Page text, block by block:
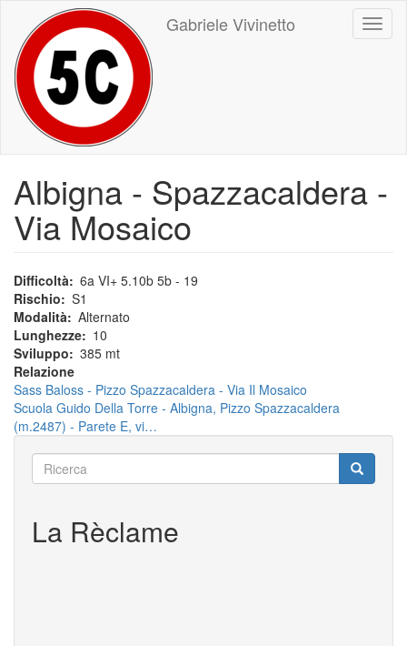
contenuto
principale
Gabriele Vivinetto
Albigna - Spazzacaldera -
Via Mosaico
Difficoltà 6a VI+ 5.10b 5b - 19
Rischio
S1
Modalità Alternato
Lunghezze
10
Sviluppo
385 mt
Relazione
Sass Baloss - Pizzo Spazzacaldera - Via Il Mosaico
Scuola Guido Della Torre - Albigna, Pizzo Spazzacaldera
(m.2487) - Parete E, vi…
Ricerca
Ricerca Ricerca
La Rèclame